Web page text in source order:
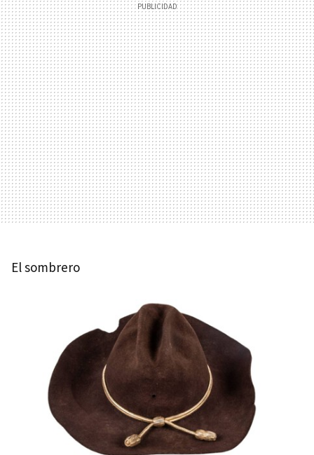
El sombrero